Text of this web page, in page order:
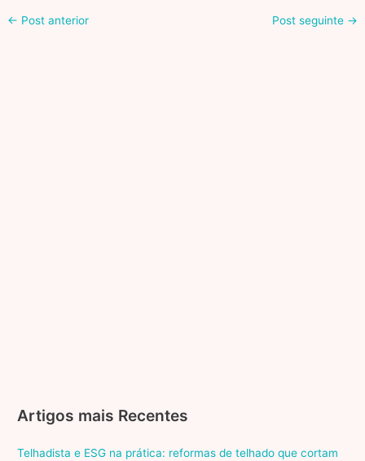
← Post anterior Post seguinte →
Artigos mais Recentes
Telhadista e ESG na prática: reformas de telhado que cortam